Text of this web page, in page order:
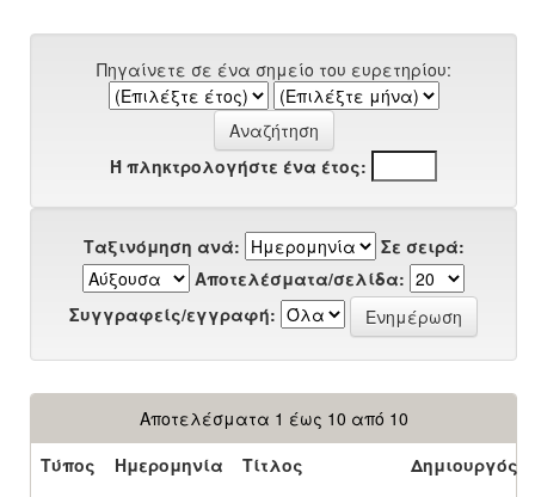
Πηγαίνετε σε ένα σημείο του ευρετηρίου:
Ή πληκτρολογήστε ένα έτος:
Ταξινόμηση ανά:
Σε σειρά:
Αποτελέσματα/σελίδα:
Συγγραφείς/εγγραφή:
Αποτελέσματα 1 έως 10 από 10
Τύπος
Ημερομηνία Τίτλος Δημιουργός